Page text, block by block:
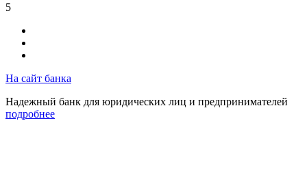
5
На сайт банка
Надежный банк для юридических лиц и предпринимателей
подробнее